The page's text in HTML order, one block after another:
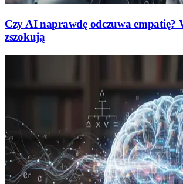
Czy AI naprawdę odczuwa empatię?
zszokują